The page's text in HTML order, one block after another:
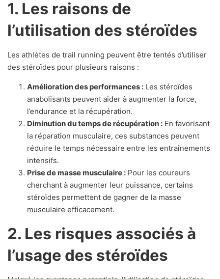
1. Les raisons de
l’utilisation des stéroïdes
Les athlètes de trail running peuvent être tentés d’utiliser
des stéroïdes pour plusieurs raisons :
Amélioration des performances : Les stéroïdes
anabolisants peuvent aider à augmenter la force,
l’endurance et la récupération.
Diminution du temps de récupération : En favorisant
la réparation musculaire, ces substances peuvent
réduire le temps nécessaire entre les entraînements
intensifs.
Prise de masse musculaire : Pour les coureurs
cherchant à augmenter leur puissance, certains
stéroïdes permettent de gagner de la masse
musculaire efficacement.
2. Les risques associés à
l’usage des stéroïdes